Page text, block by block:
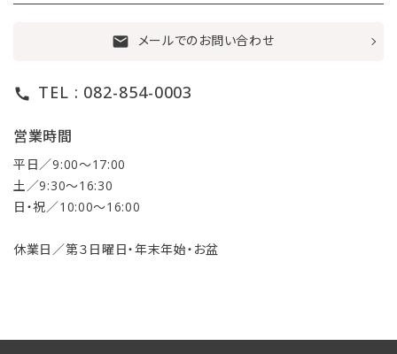
mail メールでのお問い合わせ
call TEL : 082-854-0003
営業時間
平日／9:00〜17:00
土／9:30〜16:30
日・祝／10:00〜16:00
休業日／第３日曜日・年末年始・お盆